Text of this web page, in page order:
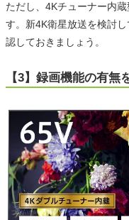
ただし、4Kチューナー内
す。新4K衛星放送を検討
認しておきましょう。
【3】録画機能の有無